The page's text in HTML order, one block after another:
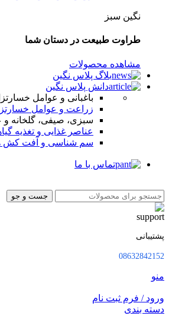
نگین سبز
طراوت طبیعت در دستان شما
مشاهده محصولات
بلاگ پلاس نگین
دانش پلاس نگین
باغبانی و عوامل خسارتزا
زراعت و عوامل خسارتزا
سبزی، صیفی، گلخانه و
عناصر غذایی و تغذیه
سم شناسی و آفت کش
تماس با ما
جست و جو
پشتیبانی
08632842152
منو
ورود / فرم ثبت نام
دسته بندی